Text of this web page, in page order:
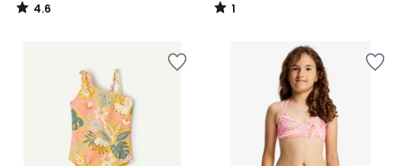
4.6
/
1
/